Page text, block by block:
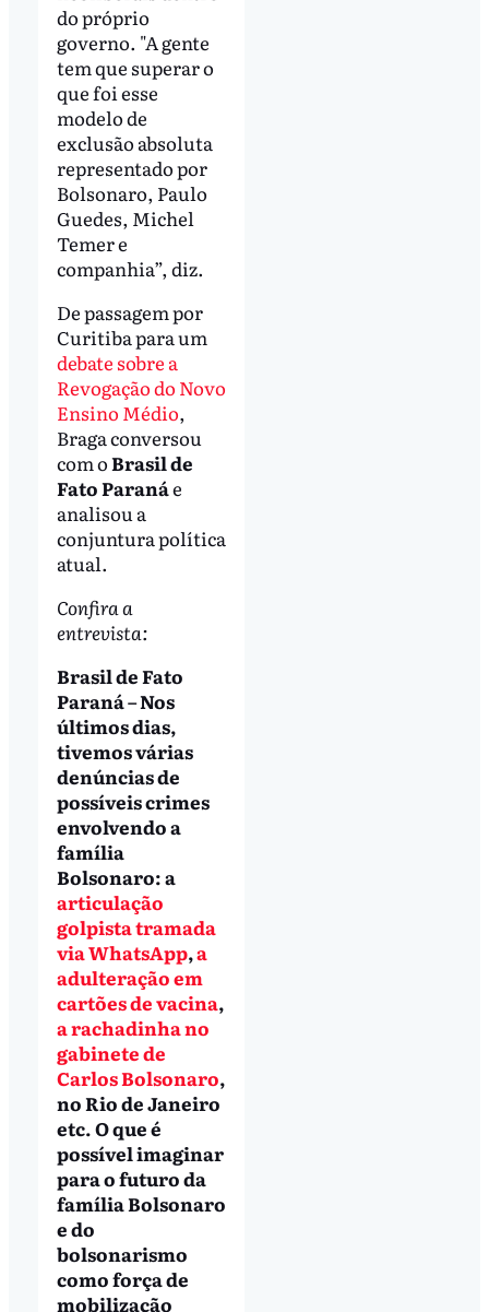
do próprio
governo. "A gente
tem que superar o
que foi esse
modelo de
exclusão absoluta
representado por
Bolsonaro, Paulo
Guedes, Michel
Temer e
companhia”, diz.
De passagem por
Curitiba para um
debate sobre a
Revogação do Novo
Ensino Médio,
Braga conversou
com oBrasil de
Fato Paranáe
analisou a
conjuntura política
atual.
Confira a
entrevista:
Brasil de Fato
Paraná – Nos
últimos dias,
tivemos várias
denúncias de
possíveis crimes
envolvendo a
família
Bolsonaro: a
articulação
golpista tramada
via WhatsApp,a
adulteração em
cartões de vacina,
a rachadinha no
gabinete de
Carlos Bolsonaro,
no Rio de Janeiro
etc. O que é
possível imaginar
para o futuro da
família Bolsonaro
e do
bolsonarismo
como força de
mobilização